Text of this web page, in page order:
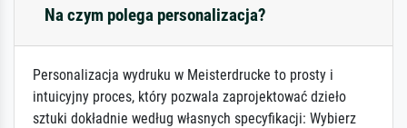
Na czym polega personalizacja?
Personalizacja wydruku w Meisterdrucke to prosty i
intuicyjny proces, który pozwala zaprojektować dzieło
sztuki dokładnie według własnych specyfikacji: Wybierz